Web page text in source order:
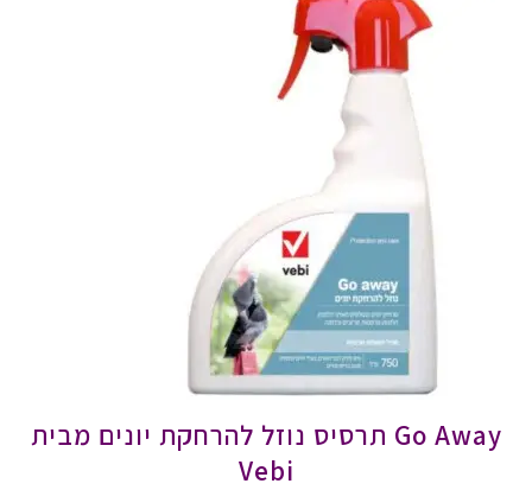
Go Away תרסיס נוזל להרחקת יונים מבית
Vebi